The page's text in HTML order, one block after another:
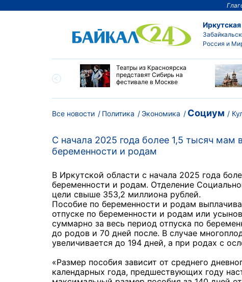
Россия и
Алтайского края
и многолетний
Театры из Красноярска
представят Сибирь на
фестивале в Москве
Все новости Политика Экономика Социум
С начала 2025 года более 1,5 тысяч мам
беременности и родам
В Иркутской области с начала 2025 года
беременности и родам. Отделение
цели свыше 353,2 миллиона рублей.
Пособие по беременности и родам
отпуске по беременности и родам или
суммарно за весь период отпуска по
до родов и 70 дней после. В случае
увеличивается до 194 дней, а при родах с
«Размер пособия зависит от среднего
календарных года, предшествующих году